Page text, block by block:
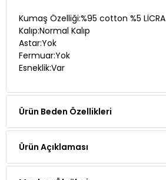
Kumaş Özelliği:%95 cotton %5 LİCRA
Kalıp:Normal Kalıp
Astar:Yok
Fermuar:Yok
Esneklik:Var
Ürün Beden Özellikleri
Ürün Açıklaması